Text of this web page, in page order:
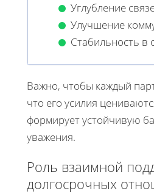
Углубление
Улучшение
Стабильность в
Важно, чтобы каждый
что его усилия
формирует устойчивую
уважения.
Роль взаимной
долгосрочных